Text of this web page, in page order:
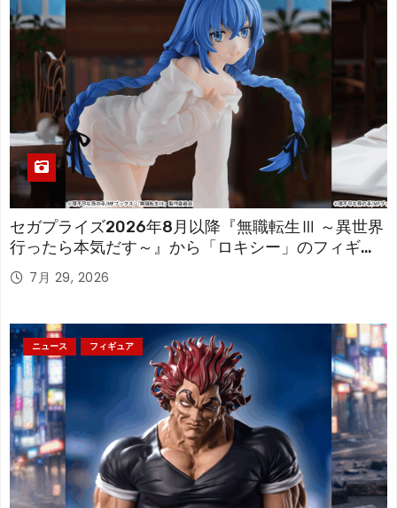
セガプライズ2026年8月以降『無職転生Ⅲ ～異世界
行ったら本気だす～』から「ロキシー」のフィギュ
アが登場！
7月 29, 2026
ニュース フィギュア